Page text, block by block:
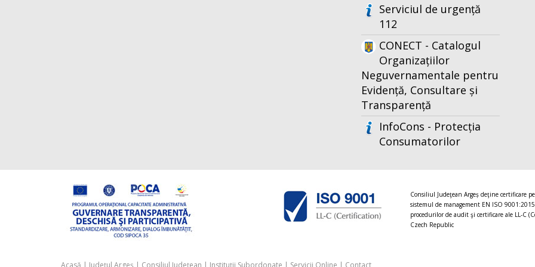
Serviciul de urgență
112
CONECT - Catalogul
Organizațiilor
Neguvernamentale pentru
Evidență, Consultare și
Transparență
InfoCons - Protecția
Consumatorilor
Consiliul Judeţean Argeș deţine certificare
sistemul de management EN ISO
procedurilor de audit şi certificare ale LL-C
Czech Republic
Acasă | Județul Argeș | Consiliul Județean | Instituții Subordonate | Servicii Online | Contact